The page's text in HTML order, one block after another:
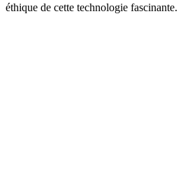
éthique de cette technologie fascinante.